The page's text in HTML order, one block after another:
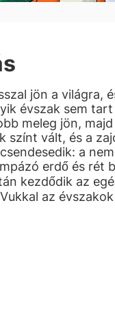
jön a világra,
évszak sem
meleg jön,
színt vált, és a
a
erdő és rét
kezdődik az
az évszakok